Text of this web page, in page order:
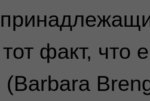
факт, что
(Barbara